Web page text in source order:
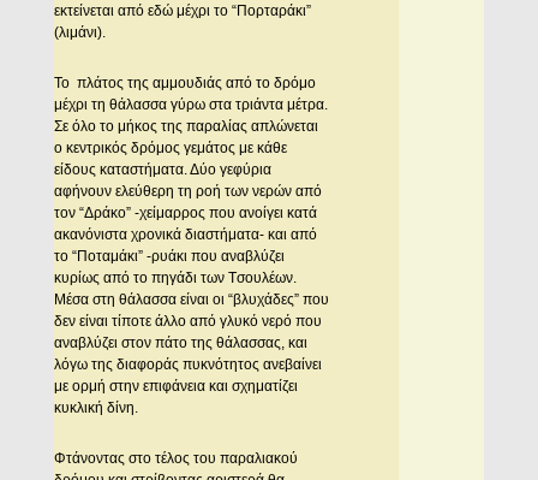
εκτείνεται από εδώ μέχρι το “Πορταράκι”
(λιμάνι).
Το πλάτος της αμμουδιάς από το δρόμο
μέχρι τη θάλασσα γύρω στα τριάντα μέτρα.
Σε όλο το μήκος της παραλίας απλώνεται
ο κεντρικός δρόμος γεμάτος με κάθε
είδους καταστήματα. Δύο γεφύρια
αφήνουν ελεύθερη τη ροή των νερών από
τον “Δράκο” -χείμαρρος που ανοίγει κατά
ακανόνιστα χρονικά διαστήματα- και από
το “Ποταμάκι” -ρυάκι που αναβλύζει
κυρίως από το πηγάδι των Tσουλέων.
Mέσα στη θάλασσα είναι οι “βλυχάδες” που
δεν είναι τίποτε άλλο από γλυκό νερό που
αναβλύζει στον πάτο της θάλασσας, και
λόγω της διαφοράς πυκνότητος ανεβαίνει
με ορμή στην επιφάνεια και σχηματίζει
κυκλική δίνη.
Φτάνοντας στο τέλος του παραλιακού